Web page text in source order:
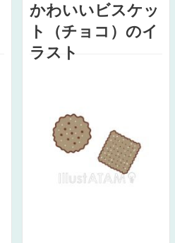
かわいいビスケッ
ト（チョコ）のイ
ラスト